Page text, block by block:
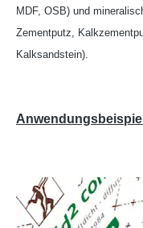
MDF, OSB) und
Zementputz,
Kalksandstein).
Anwendungsbeispiel